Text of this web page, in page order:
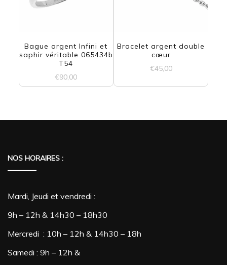
Bague argent Infini et
saphir véritable 065434b
T54
€90,00
Bracelet argent double
cœur
€45,00
NOS HORAIRES :
Mardi, Jeudi et vendredi :
9h – 12h & 14h30 – 18h30
Mercredi : 10h – 12h & 14h30 – 18h
Samedi : 9h – 12h &